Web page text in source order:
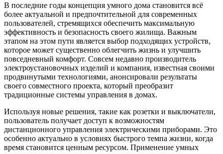
В последние годы концепция умного дома становится всё
более актуальной и предпочтительной для современных
пользователей, стремящихся обеспечить максимальную
эффективность и безопасность своего жилища. Важным
этапом на этом пути является выбор подходящих устройств,
которое может существенно облегчить жизнь и улучшить
повседневный комфорт. Совсем недавно производитель
электроустановочных изделий и компания, известная своими
продвинутыми технологиями, анонсировали результаты
своего совместного проекта, который преобразит
традиционные системы управления в домах.
Используя новые решения, такие как розетки и выключатели,
пользователь получает доступ к возможностям
дистанционного управления электрическими приборами. Это
особенно актуально в условиях быстрого темпа жизни, когда
время становится ценным ресурсом. Применение умных